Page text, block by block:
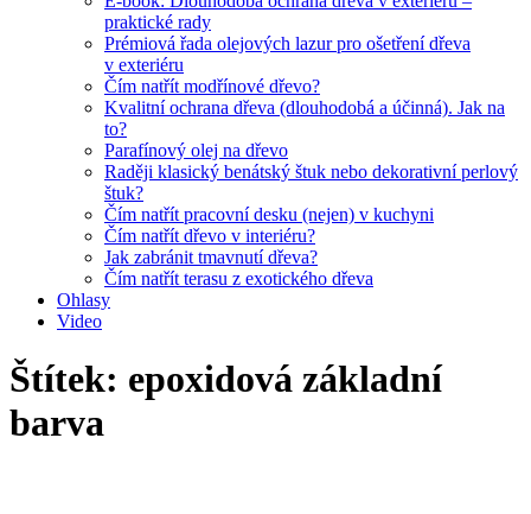
praktické rady
Prémiová řada olejových lazur pro ošetření dřeva
v exteriéru
Čím natřít modřínové dřevo?
Kvalitní ochrana dřeva (dlouhodobá a účinná). Jak na
to?
Parafínový olej na dřevo
Raději klasický benátský štuk nebo dekorativní perlový
štuk?
Čím natřít pracovní desku (nejen) v kuchyni
Čím natřít dřevo v interiéru?
Jak zabránit tmavnutí dřeva?
Čím natřít terasu z exotického dřeva
Ohlasy
Video
Štítek: epoxidová základní
barva